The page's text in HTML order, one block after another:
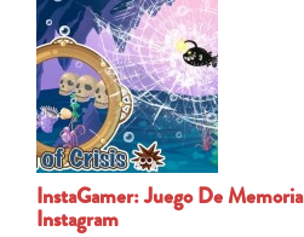
InstaGamer: Juego De
Instagram